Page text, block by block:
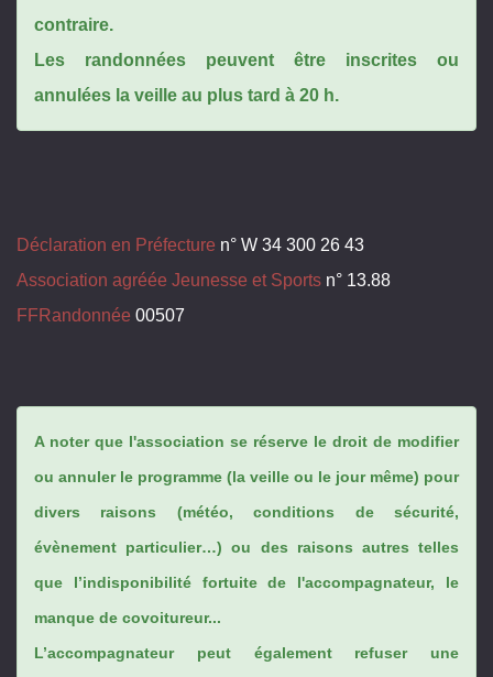
contraire.
Les randonnées peuvent être inscrites ou
annulées la veille au plus tard à 20 h.
Déclaration en Préfecture n° W 34 300 26 43
Association agréée Jeunesse et Sports n° 13.88
FFRandonnée 00507
A noter que l'association se réserve le droit de modifier
ou annuler le programme (la veille ou le jour même) pour
divers raisons (météo, conditions de sécurité,
évènement particulier…) ou des raisons autres telles
que l’indisponibilité fortuite de l'accompagnateur, le
manque de covoitureur...
L’accompagnateur peut également refuser une